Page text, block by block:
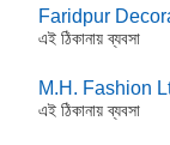
Faridpur
এই ঠিকানায় ব্যবসা
M.H. Fashion
এই ঠিকানায় ব্যবসা